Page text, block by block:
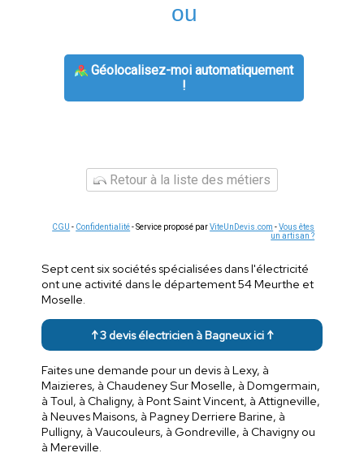
ou
Géolocalisez-moi automatiquement
!
Retour à la liste des métiers
CGU - Confidentialité- Service proposé parViteUnDevis.com -Vous êtes
un artisan ?
Sept cent six sociétés spécialisées dans l'électricité
ont une activité dans le département 54 Meurthe et
Moselle.
↑ 3 devis électricien à Bagneux ici ↑
Faites une demande pour un devis à Lexy, à
Maizieres, à Chaudeney Sur Moselle, à Domgermain,
à Toul, à Chaligny, à Pont Saint Vincent, à Attigneville,
à Neuves Maisons, à Pagney Derriere Barine, à
Pulligny, à Vaucouleurs, à Gondreville, à Chavigny ou
à Mereville.